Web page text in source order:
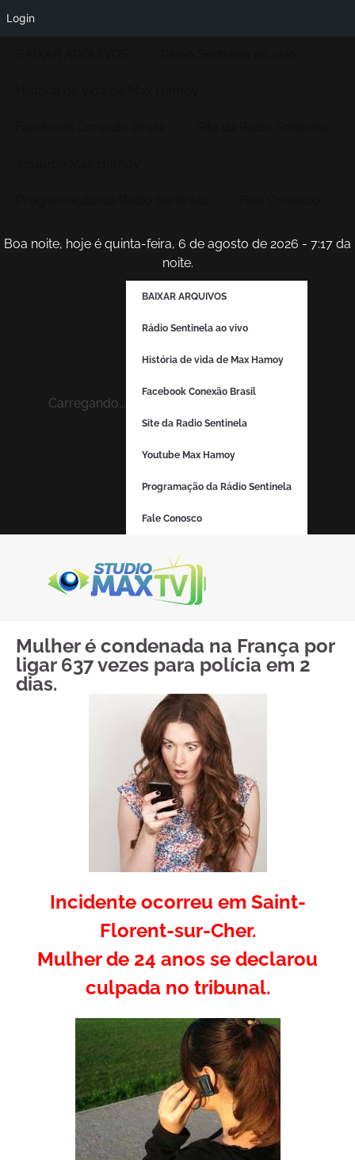
Boa noite, hoje é quinta-feira, 6 de agosto de 2026 - 7:17 da
noite.
Carregando...
BAIXAR ARQUIVOS
Rádio Sentinela ao vivo
História de vida de Max Hamoy
Facebook Conexão Brasil
Site da Radio Sentinela
Youtube Max Hamoy
Programação da Rádio Sentinela
Fale Conosco
Mulher é condenada na França por
ligar 637 vezes para polícia em 2
dias.
Incidente ocorreu em Saint-
Florent-sur-Cher.
Mulher de 24 anos se declarou
culpada no tribunal.
Login